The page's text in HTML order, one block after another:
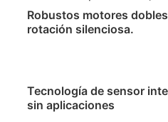
Robustos motores
rotación silenciosa.
Tecnología de sensor
sin aplicaciones